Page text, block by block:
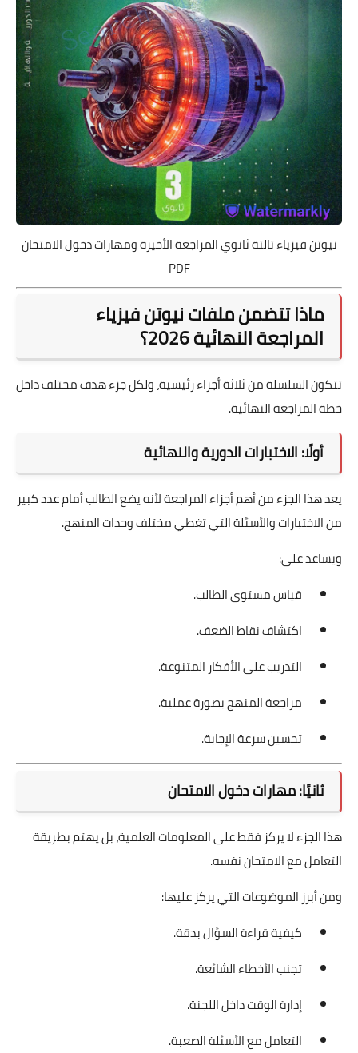
نيوتن فيزياء تالتة ثانوي المراجعة الأخيرة ومهارات دخول الامتحان
PDF
ماذا تتضمن ملفات نيوتن فيزياء
المراجعة النهائية 2026؟
تتكون السلسلة من ثلاثة أجزاء رئيسية، ولكل جزء هدف مختلف داخل
خطة المراجعة النهائية.
أولًا: الاختبارات الدورية والنهائية
يعد هذا الجزء من أهم أجزاء المراجعة لأنه يضع الطالب أمام عدد كبير
من الاختبارات والأسئلة التي تغطي مختلف وحدات المنهج.
ويساعد على:
قياس مستوى الطالب.
اكتشاف نقاط الضعف.
التدريب على الأفكار المتنوعة.
مراجعة المنهج بصورة عملية.
تحسين سرعة الإجابة.
ثانيًا: مهارات دخول الامتحان
هذا الجزء لا يركز فقط على المعلومات العلمية، بل يهتم بطريقة
التعامل مع الامتحان نفسه.
ومن أبرز الموضوعات التي يركز عليها:
كيفية قراءة السؤال بدقة.
تجنب الأخطاء الشائعة.
إدارة الوقت داخل اللجنة.
التعامل مع الأسئلة الصعبة.